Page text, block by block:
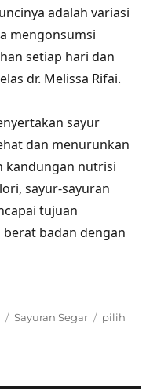
adalah variasi
mengonsumsi
setiap hari dan
dr. Melissa Rifai.
sayur
dan menurunkan
kandungan nutrisi
sayur-sayuran
tujuan
badan dengan
Categories
Sayuran Segar Tags
pilih